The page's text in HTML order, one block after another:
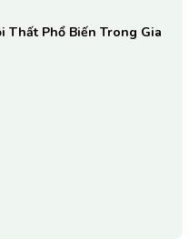
Thất Phổ Biến Trong Gia